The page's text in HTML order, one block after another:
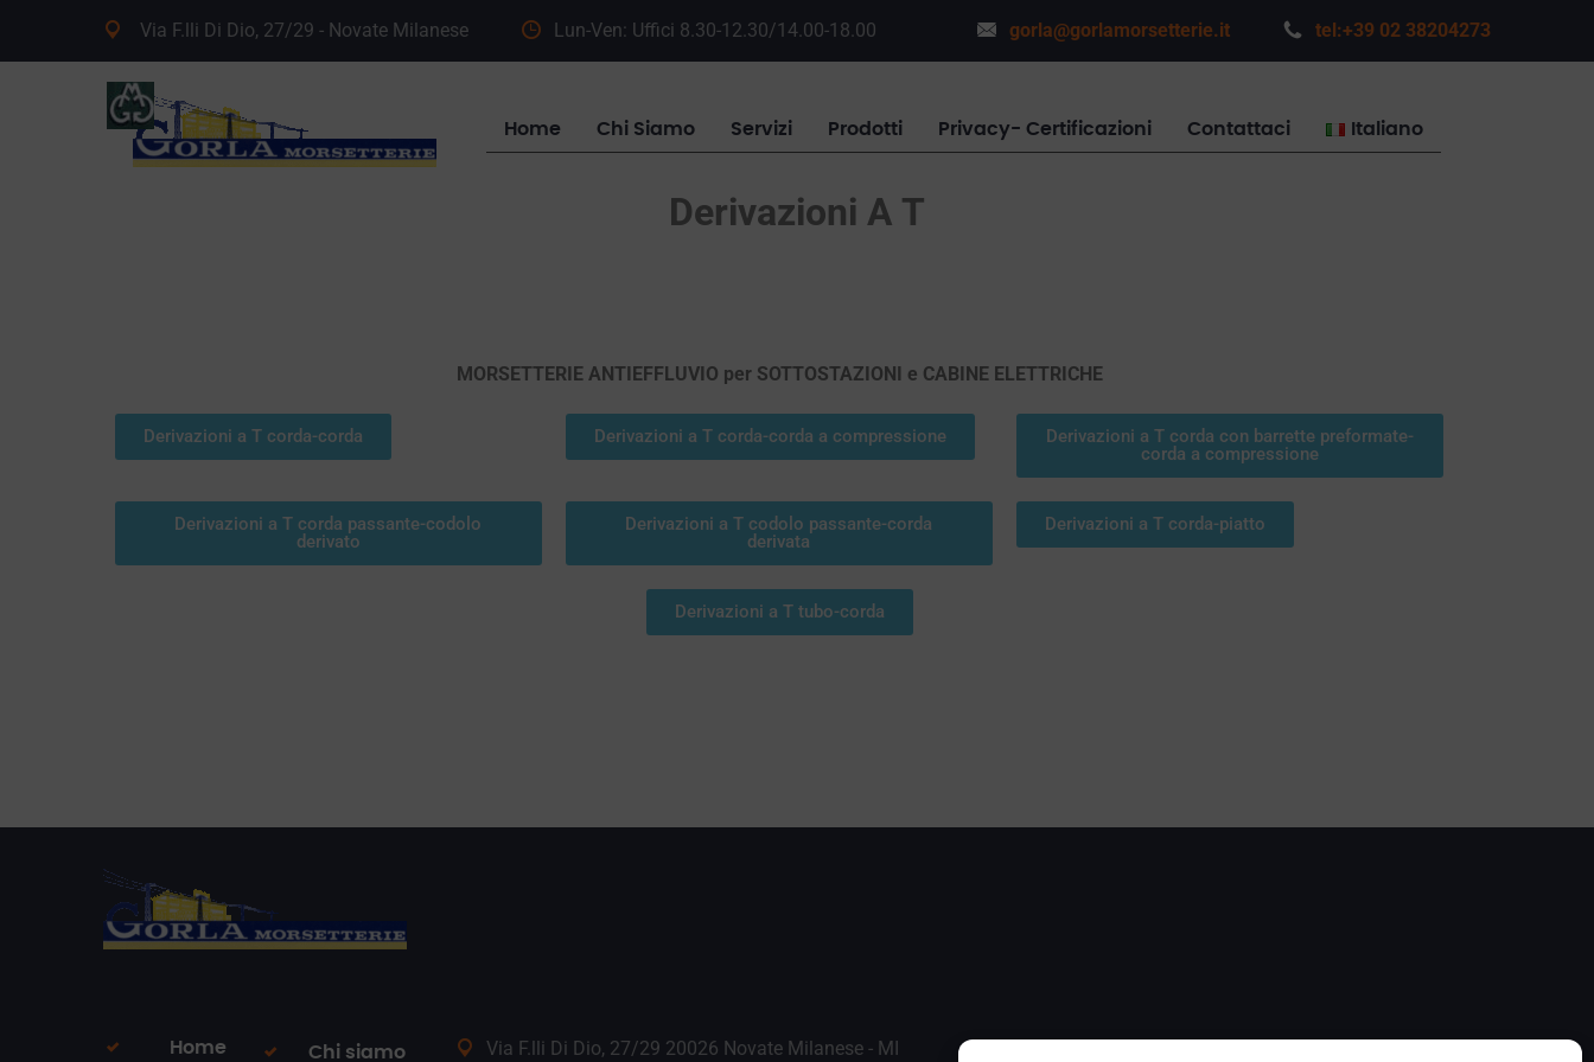
Via F.lli Di Dio, 27/29 - Novate Milanese Lun-Ven: Uffici 8.30-12.30/14.00-18.00 gorla@gorlamorsetterie.it tel:+39 02 38204273
Home Chi Siamo Servizi Prodotti Privacy- Certificazioni Contattaci Italiano
Derivazioni A T
MORSETTERIE ANTIEFFLUVIO per SOTTOSTAZIONI e CABINE ELETTRICHE
Derivazioni a T corda-corda Derivazioni a T corda-corda a compressione
Derivazioni a T corda con barrette preformate-
corda a compressione
Derivazioni a T corda passante-codolo
derivato
Derivazioni a T codolo passante-corda
derivata
Derivazioni a T corda-piatto
Derivazioni a T tubo-corda
Home Chi siamo Via F.lli Di Dio, 27/29 20026 Novate Milanese - MI